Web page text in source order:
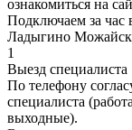
ознакомиться на
Подключаем за час
Ладыгино
1
Выезд специалиста
По телефону
специалиста
выходные).